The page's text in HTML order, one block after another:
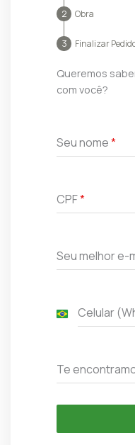
Obra
Finalizar
Queremos
com você?
Seu nome*
CPF*
Seu melhor e-
Celular
B
z
i
5
Te